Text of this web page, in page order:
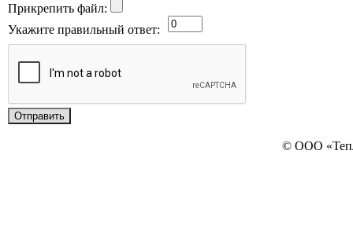
Прикрепить файл:
Укажите правильный ответ:
© ООО